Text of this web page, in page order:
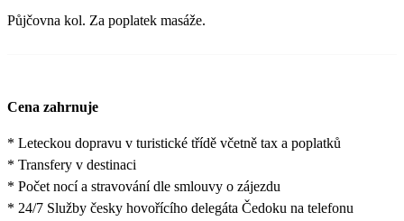
Půjčovna kol. Za poplatek masáže.
Cena zahrnuje
* Leteckou dopravu v turistické třídě včetně tax a poplatků
* Transfery v destinaci
* Počet nocí a stravování dle smlouvy o zájezdu
* 24/7 Služby česky hovořícího delegáta Čedoku na telefonu